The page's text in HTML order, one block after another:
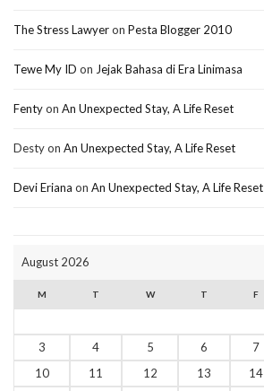
The Stress Lawyeron Pesta Blogger 2010
Tewe My ID on Jejak Bahasa di Era Linimasa
Fentyon An Unexpected Stay, A Life Reset
Destyon An Unexpected Stay, A Life Reset
Devi Eriana on An Unexpected Stay, A Life Reset
August 2026
M T W T F
3
4 5 6 7
10
11 12 13 14